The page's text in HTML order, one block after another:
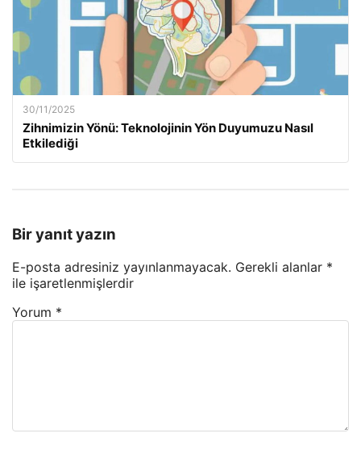
30/11/2025
Zihnimizin Yönü: Teknolojinin Yön Duyumuzu Nasıl
Etkilediği
Bir yanıt yazın
E-posta adresiniz yayınlanmayacak. Gerekli alanlar *
ile işaretlenmişlerdir
Yorum *